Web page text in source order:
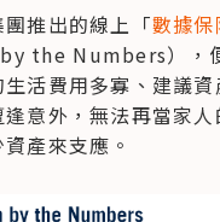
推出的線上「數據
the Numbers），
活費用多寡、建議
意外，無法再當家
產來支應。